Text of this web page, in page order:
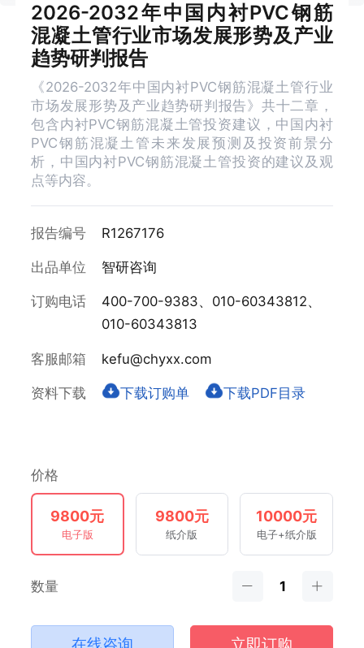
2026-2032年中国内衬PVC钢筋
混凝土管行业市场发展形势及产业
趋势研判报告
《2026-2032年中国内衬PVC钢筋混凝土管行业
市场发展形势及产业趋势研判报告》共十二章，
包含内衬PVC钢筋混凝土管投资建议，中国内衬
PVC钢筋混凝土管未来发展预测及投资前景分
析，中国内衬PVC钢筋混凝土管投资的建议及观
点等内容。
报告编号 R1267176
出品单位 智研咨询
订购电话
400-700-9383、010-60343812、
010-60343813
客服邮箱 kefu@chyxx.com
资料下载 下载订购单 下载PDF目录
价格
9800元
电子版
9800元
纸介版
10000元
电子+纸介版
数量
在线咨询 立即订购